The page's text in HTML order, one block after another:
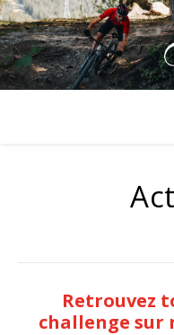
Retrouvez
challenge sur